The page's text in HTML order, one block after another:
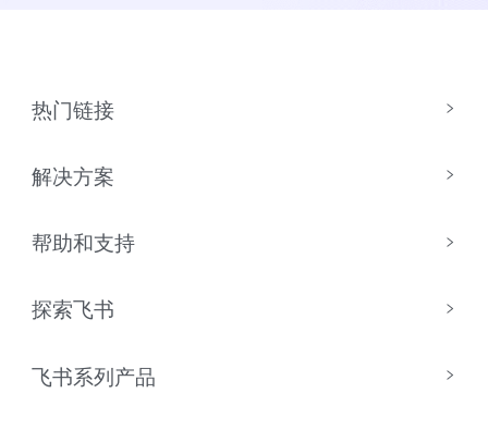
热门链接
解决方案
帮助和支持
探索飞书
飞书系列产品